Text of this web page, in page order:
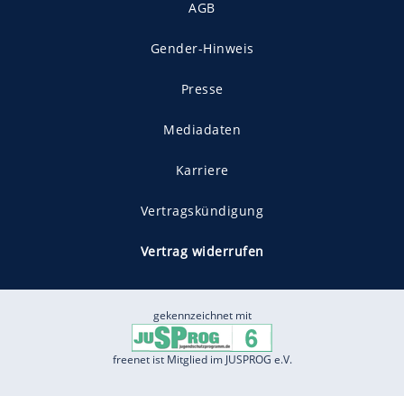
AGB
Gender-Hinweis
Presse
Mediadaten
Karriere
Vertragskündigung
Vertrag widerrufen
gekennzeichnet mit
freenet ist Mitglied im JUSPROG e.V.